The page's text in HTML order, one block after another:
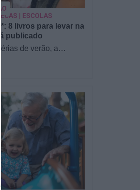
8 livros para levar na
publicado
de verão, a
fez uma parceria com
| ESCOLAS